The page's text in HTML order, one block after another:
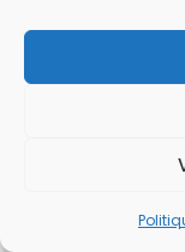
Il est